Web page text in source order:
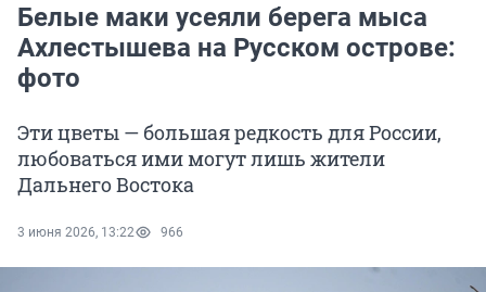
Белые маки усеяли берега мыса
Ахлестышева на Русском острове:
фото
Эти цветы — большая редкость для России,
любоваться ими могут лишь жители
Дальнего Востока
3 июня 2026, 13:22 966